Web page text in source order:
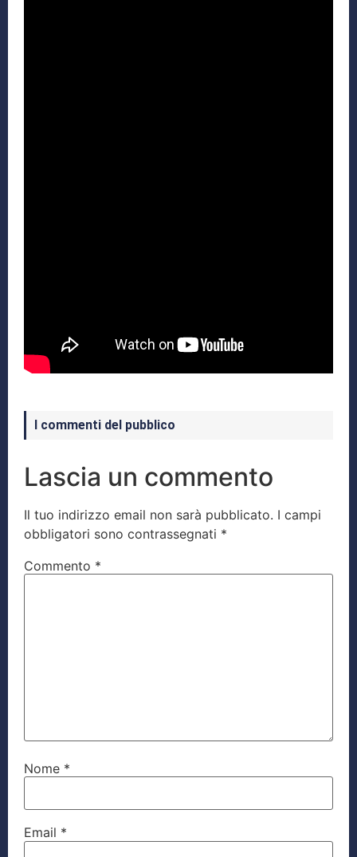
I commenti del pubblico
Lascia un commento
Il tuo indirizzo email non sarà pubblicato. I campi
obbligatori sono contrassegnati *
Commento *
Nome *
Email *